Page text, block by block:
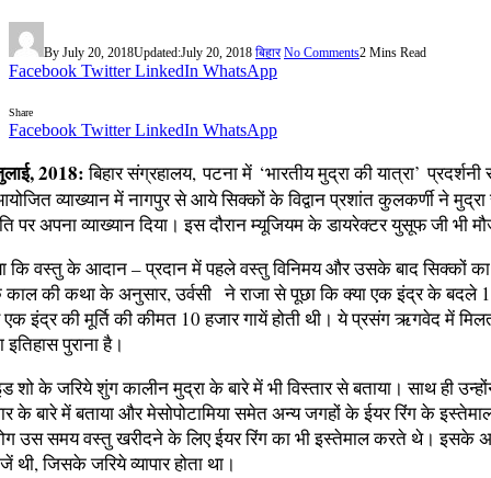
By July 20, 2018Updated:July 20, 2018 बिहार No Comments2 Mins Read
Facebook Twitter LinkedIn WhatsApp
Share
Facebook Twitter LinkedIn WhatsApp
2018:बिहार संग्रहालय, पटना में ‘भारतीय मुद्रा की यात्रा’ प्रदर्शनी
व्‍याख्‍यान में नागपुर से आये सिक्‍कों के विद्वान प्रशांत कुलकर्णी ने
पर अपना व्‍याख्‍यान दिया। इस दौरान म्‍यूजियम के डायरेक्‍टर युसूफ जी भी
कि वस्‍तु के आदान – प्रदान में पहले वस्‍तु‍ विनिमय और उसके बाद सिक्‍कों
की कथा के अनुसार, उर्वसी ने राजा से पूछा कि क्‍या एक इंद्र के बदले
इंद्र की मूर्ति की कीमत 10 हजार गायें होती थी। ये प्रसंग ऋगवेद में
पुराना है।
शो के जरिये शुंग कालीन मुद्रा के बारे में भी विस्‍तार से बताया। साथ ही
के बारे में बताया और मेसोपोटामिया समेत अन्‍य जगहों के ईयर रिंग के
उस समय वस्‍तु खरीदने के लिए ईयर रिंग का भी इस्‍तेमाल करते थे। इसके
जिसके जरिये व्‍यापार होता था।